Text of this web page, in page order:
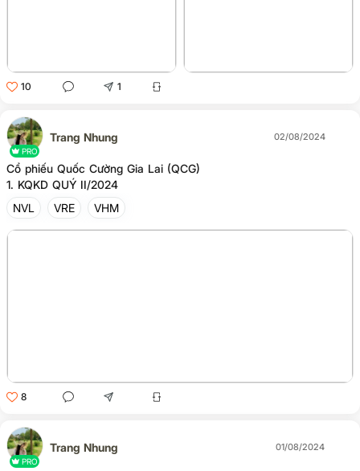
10 1
PRO
Trang Nhung 02/08/2024
Cổ phiếu Quốc Cường Gia Lai (QCG)
1. KQKD QUÝ II/2024
NVL
VRE VHM
8
PRO
Trang Nhung 01/08/2024